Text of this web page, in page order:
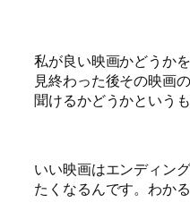
私が良い映画かどうか
見終わった後その映画
聞けるかどうかという
いい映画はエンディン
たくなるんです。わか